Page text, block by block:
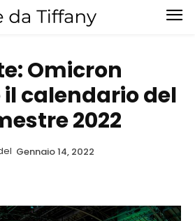
Omicron
calendario del
2022
Gennaio 14, 2022